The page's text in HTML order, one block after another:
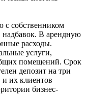
с собственником
надбавок. В арендную
расходы.
услуги,
помещений. Срок
депозит на три
и их клиентов
бизнес-